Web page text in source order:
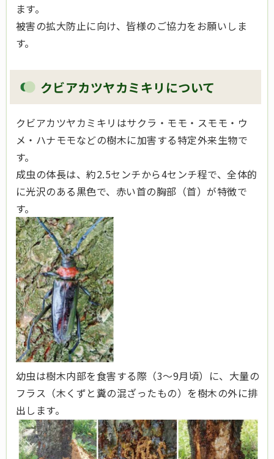
ます。
被害の拡大防止に向け、皆様のご協力をお願いしま
す。
クビアカツヤカミキリについて
クビアカツヤカミキリはサクラ・モモ・スモモ・ウ
メ・ハナモモなどの樹木に加害する特定外来生物で
す。
成虫の体長は、約2.5センチから4センチ程で、全体的
に光沢のある黒色で、赤い首の胸部（首）が特徴で
す。
幼虫は樹木内部を食害する際（3～9月頃）に、大量の
フラス（木くずと糞の混ざったもの）を樹木の外に排
出します。